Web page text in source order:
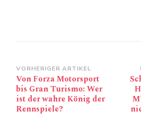
Beitragsnavigation
VORHERIGER ARTIKEL
Von Forza Motorsport
bis Gran Turismo: Wer
ist der wahre König der
Rennspiele?